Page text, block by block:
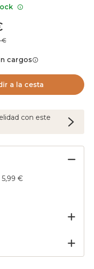
€
cargos
a la cesta
con este
5,99 €